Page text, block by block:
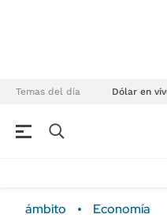
Temas del día Dólar en
ámbito Economía